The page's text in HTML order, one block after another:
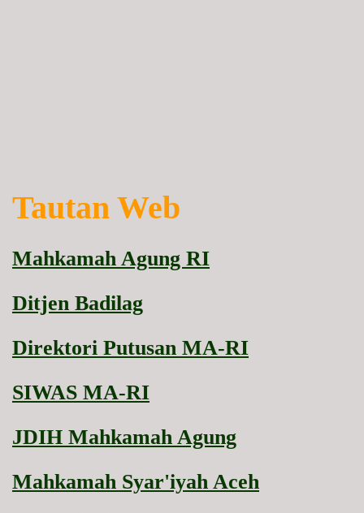
Tautan Web
Mahkamah Agung RI
Ditjen Badilag
Direktori Putusan MA-RI
SIWAS MA-RI
JDIH Mahkamah Agung
Mahkamah Syar'iyah Aceh